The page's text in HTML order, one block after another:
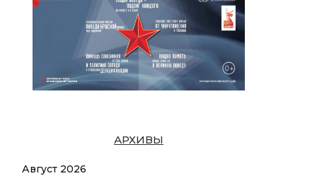
АРХИВЫ
Август 2026